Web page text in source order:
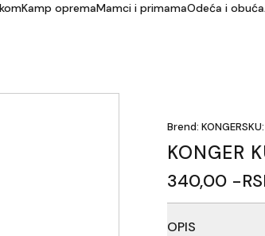
Kamp opremaMamci i primamaOdeća i obuća
Brend: KONGER
KONGER
340,00 -
OPIS